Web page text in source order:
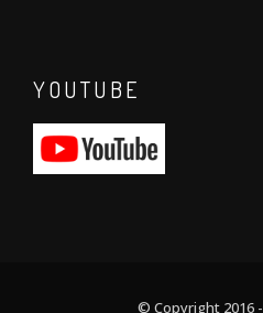
YOUTUBE
© Copyright 2016 -